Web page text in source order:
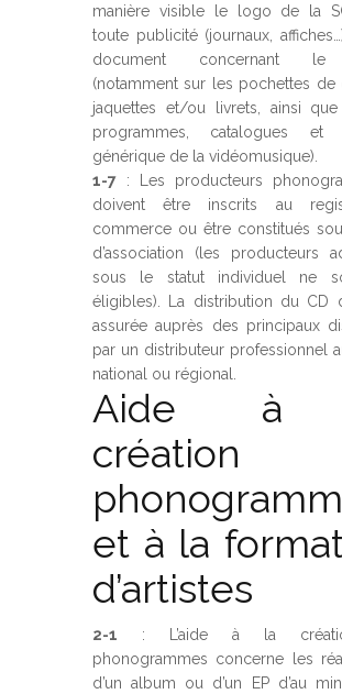
manière visible le logo de la
toute publicité (journaux,
document concernant le
(notamment sur les pochettes de
jaquettes et/ou livrets, ainsi
programmes, catalogues
générique de la vidéomusique).
1-7 : Les producteurs
doivent être inscrits au
commerce ou être constitués
d’association (les producteurs
sous le statut individuel ne
éligibles). La distribution du CD
assurée auprès des principaux
par un distributeur professionnel
national ou régional.
Aide à
création
et à la
d’artistes
2-1 : L’aide à la
phonogrammes concerne les
d’un album ou d’un EP d’au